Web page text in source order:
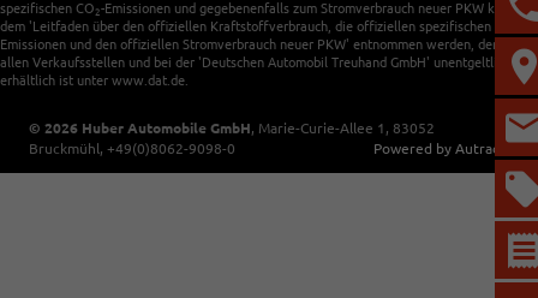
spezifischen CO 2-Emissionen und gegebenenfalls zum Stromverbrauch neuer PKW können
dem 'Leitfaden über den offiziellen Kraftstoffverbrauch, die offiziellen spezifischen CO
Emissionen und den offiziellen Stromverbrauch neuer PKW' entnommen werden, der an
allen Verkaufsstellen und bei der 'Deutschen Automobil Treuhand GmbH' unentgeltlich
erhältlich ist unter www.dat.de.
© 2026 Huber Automobile GmbH, Marie-Curie-Allee 1 , 83052
Bruckmühl, +49(0)8062-9098-0 Powered by Autrado